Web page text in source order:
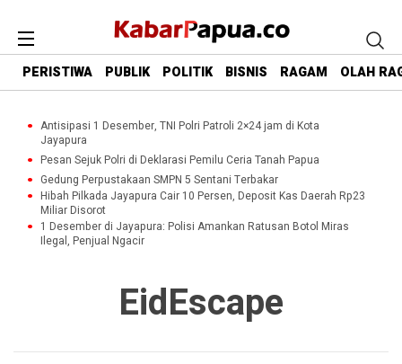
PERISTIWA PUBLIK POLITIK BISNIS RAGAM OLAH
Antisipasi 1 Desember, TNI Polri Patroli 2×24 jam di Kota
Jayapura
Pesan Sejuk Polri di Deklarasi Pemilu Ceria Tanah Papua
Gedung Perpustakaan SMPN 5 Sentani Terbakar
Hibah Pilkada Jayapura Cair 10 Persen, Deposit Kas Daerah Rp23
Miliar Disorot
1 Desember di Jayapura: Polisi Amankan Ratusan Botol Miras
Ilegal, Penjual Ngacir
EidEscape